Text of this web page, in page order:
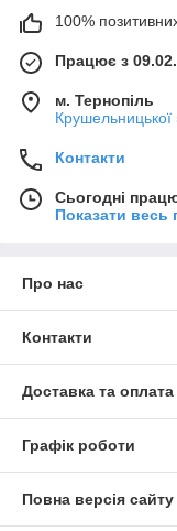
100% позитивних
Працює з
м. Тернопіль
Крушельницької
Контакти
Сьогодні
Показати весь
Про нас
Контакти
Доставка та оплата
Графік роботи
Повна версія сайту